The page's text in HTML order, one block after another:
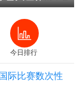
今日排行
际比赛数次性